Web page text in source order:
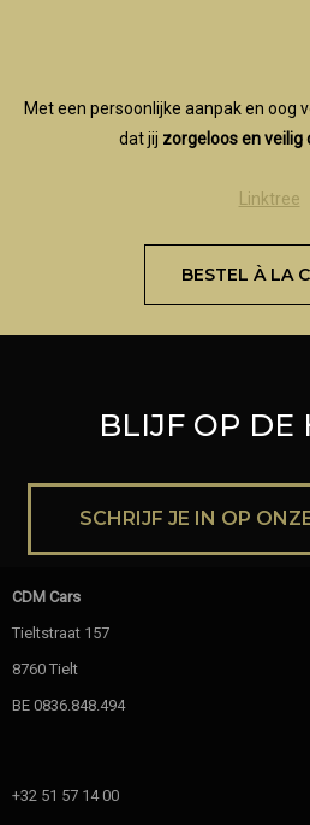
Met een persoonlijke aanpak en oog
dat jij zorgeloos en veilig
Linktree
BESTEL À LA
BLIJF OP DE
SCHRIJF JE IN OP
CDM Cars
Tieltstraat 157
8760 Tielt
BE 0836.848.494
+32 51 57 14 00